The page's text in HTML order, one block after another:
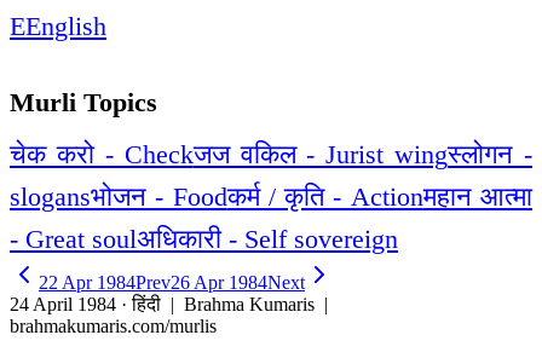
EEnglish
Murli Topics
चेक करो - Checkजज वकिल - Jurist wingस्लोगन -
slogansभोजन - Foodकर्म / कृति - Actionमहान आत्मा
- Great soulअधिकारी - Self sovereign
22 Apr 1984Prev26 Apr 1984Next
24 April 1984 · हिंदी | Brahma Kumaris |
brahmakumaris.com/murlis